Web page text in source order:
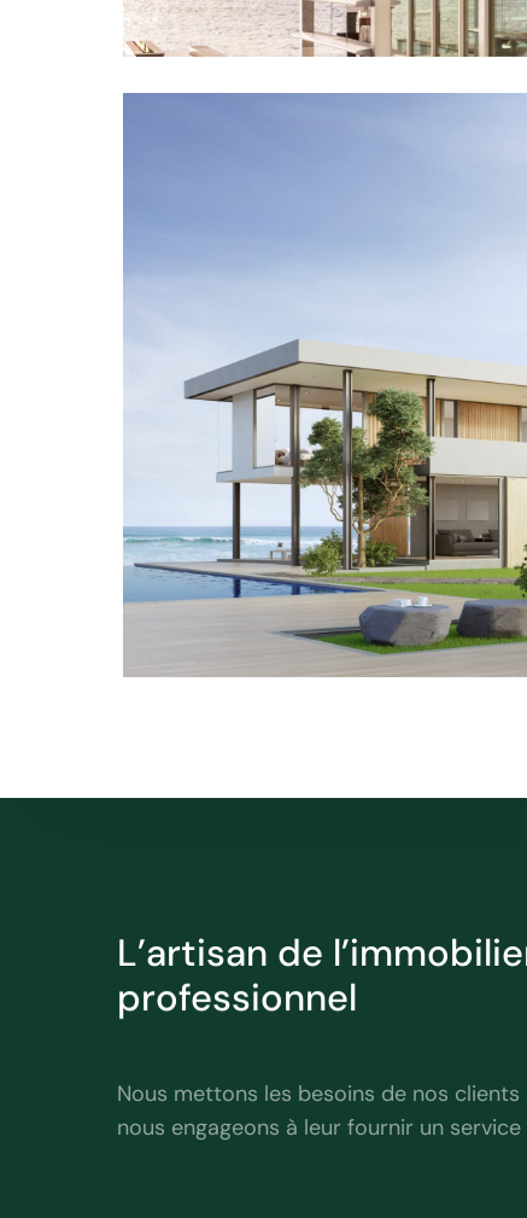
L’artisan de
professionnel
Nous mettons les besoins de nos
nous engageons à leur fournir un